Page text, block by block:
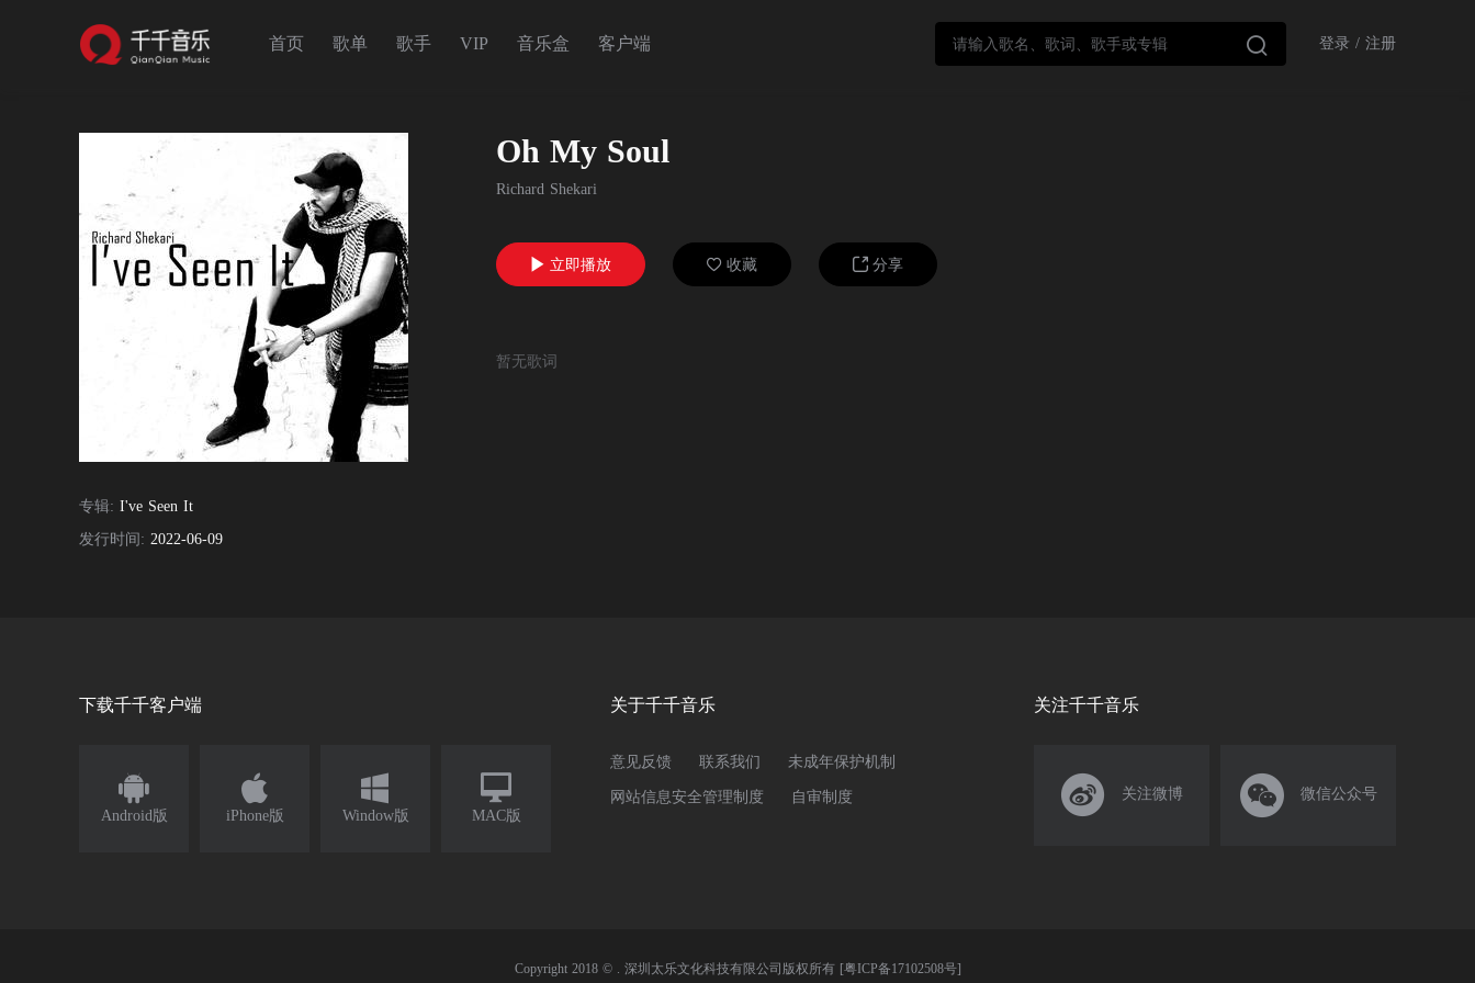
首页 歌单 歌手 VIP 音乐盒 客户端  登录 / 注册
专辑: I've Seen It
发行时间: 2022-06-09
Oh My Soul
Richard Shekari
 立即播放  收藏  分享
暂无歌词
下载千千客户端

Android版

iPhone版

Window版

MAC版
关于千千音乐
意见反馈 联系我们 未成年保护机制
网站信息安全管理制度 自审制度
关注千千音乐
 关注微博  微信公众号
Copyright 2018 © . 深圳太乐文化科技有限公司版权所有 [粤ICP备17102508号]